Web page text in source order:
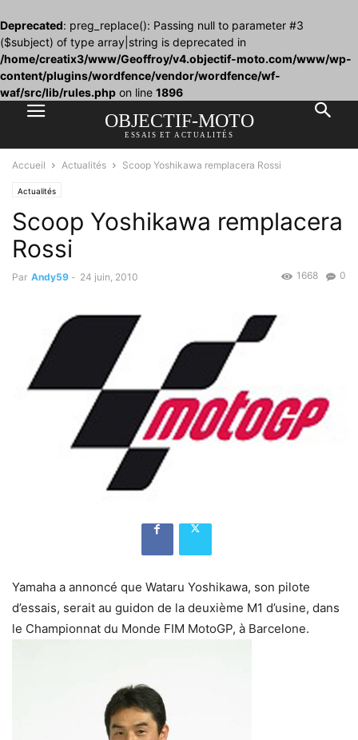
Deprecated: preg_replace(): Passing null to parameter #3
($subject) of type array|string is deprecated in
/home/creatix3/www/Geoffroy/v4.objectif-moto.com/www/wp-
content/plugins/wordfence/vendor/wordfence/wf-
waf/src/lib/rules.php on line 1896
OBJECTIF-MOTO
ESSAIS ET ACTUALITÉS
Accueil Actualités Scoop Yoshikawa remplacera Rossi
Actualités
Scoop Yoshikawa remplacera
Rossi
Par Andy59 - 24 juin, 2010 0
1668
Yamaha a annoncé que Wataru Yoshikawa, son pilote
d’essais, serait au guidon de la deuxième M1 d’usine, dans
le Championnat du Monde FIM MotoGP, à Barcelone.